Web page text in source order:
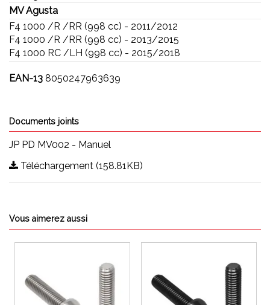
MV Agusta
F4 1000 /R /RR (998 cc) - 2011/2012
F4 1000 /R /RR (998 cc) - 2013/2015
F4 1000 RC /LH (998 cc) - 2015/2018
EAN-13 8050247963639
Documents joints
JP PD MV002 - Manuel
Téléchargement (158.81KB)
Vous aimerez aussi